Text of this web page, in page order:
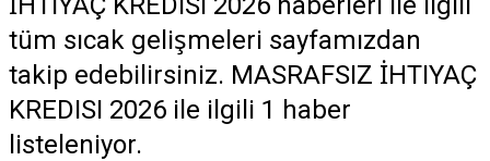
tüm sıcak gelişmeleri sayfamızdan
takip edebilirsiniz. MASRAFSIZ İHTIYAÇ
KREDISI 2026 ile ilgili 1 haber
listeleniyor.